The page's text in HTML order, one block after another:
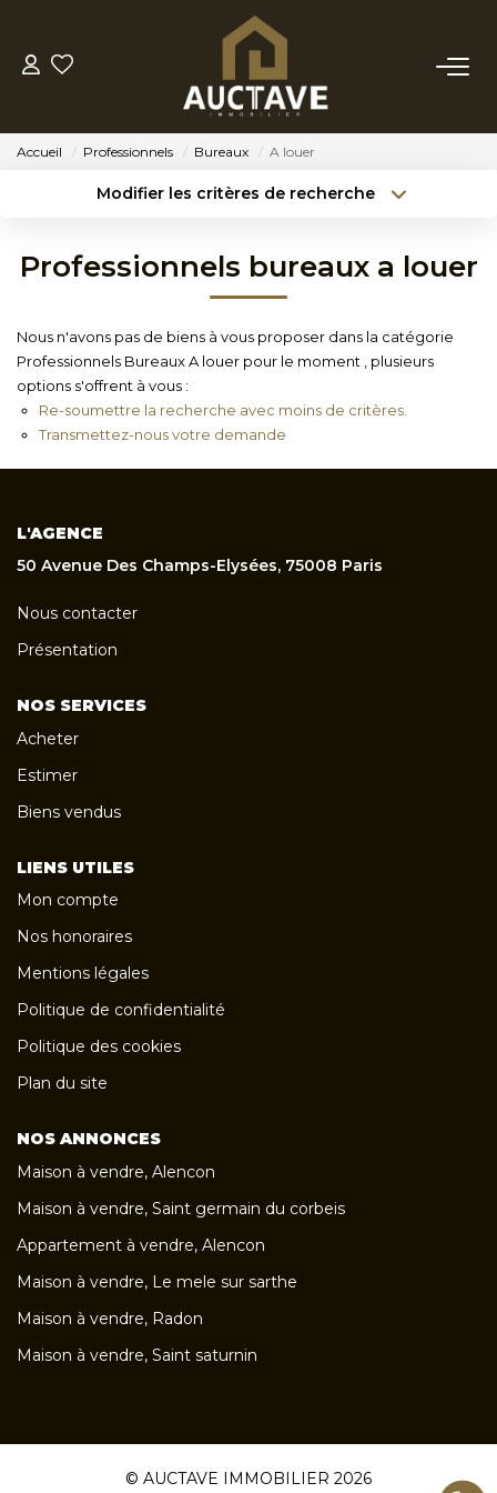
ACHETER
NOTRE PHILOSOPHIE
CONTACT
Accueil Professionnels Bureaux A louer
Modifier les critères de recherche
Type de bien
Budget max Référence
Plus de critères
Professionnels bureaux a louer
Nous n'avons pas de biens à vous proposer dans la catégorie
Professionnels Bureaux A louer pour le moment , plusieurs
options s'offrent à vous :
Re-soumettre la recherche avec moins de critères.
Transmettez-nous votre demande
L'AGENCE
50 Avenue Des Champs-Elysées, 75008 Paris
Nous contacter
Présentation
NOS SERVICES
Acheter
Estimer
Biens vendus
LIENS UTILES
Mon compte
Nos honoraires
Mentions légales
Politique de confidentialité
Politique des cookies
Plan du site
NOS ANNONCES
Maison à vendre, Alencon
Maison à vendre, Saint germain du corbeis
Appartement à vendre, Alencon
Maison à vendre, Le mele sur sarthe
Maison à vendre, Radon
Maison à vendre, Saint saturnin
© AUCTAVE IMMOBILIER 2026